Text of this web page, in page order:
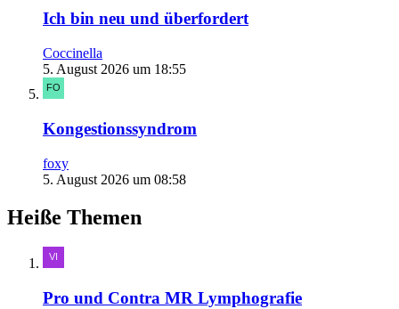
Ich bin neu und überfordert
Coccinella
5. August 2026 um 18:55
Kongestionssyndrom
foxy
5. August 2026 um 08:58
Heiße Themen
Pro und Contra MR Lymphografie